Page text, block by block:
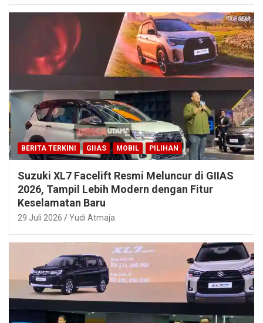
BERITA TERKINI GIIAS MOBIL PILIHAN
Suzuki XL7 Facelift Resmi Meluncur di GIIAS
2026, Tampil Lebih Modern dengan Fitur
Keselamatan Baru
29 Juli 2026 Yudi Atmaja